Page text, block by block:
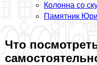
Колонна со
Памятник
Что